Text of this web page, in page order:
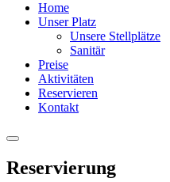
Home
Unser Platz
Unsere Stellplätze
Sanitär
Preise
Aktivitäten
Reservieren
Kontakt
Reservierung